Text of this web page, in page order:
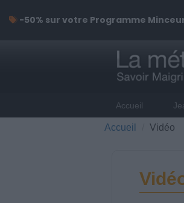
Accueil
Accueil Vidéo
-50% sur votre Programme